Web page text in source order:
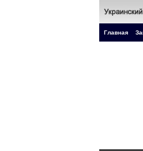
Главная